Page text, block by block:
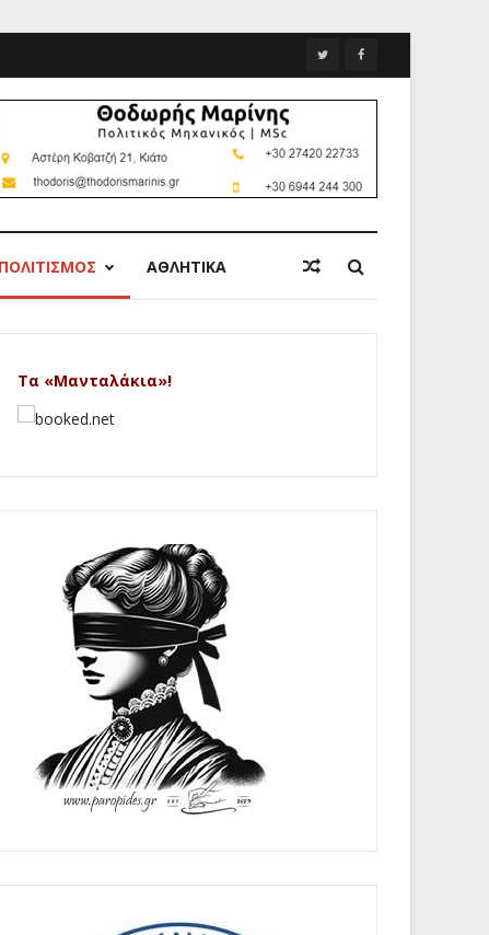
ΠΟΛΙΤΙΣΜΟΣ ΑΘΛΗΤΙΚΑ
Τα «Μανταλάκια»!